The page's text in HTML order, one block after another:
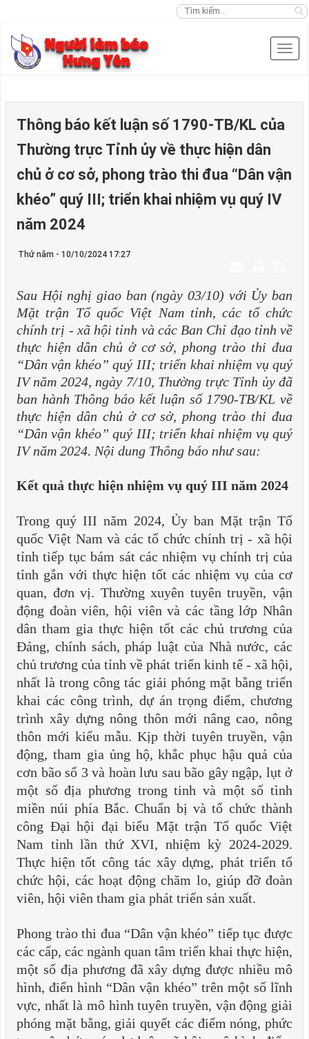
Thông báo kết luận số 1790-TB/KL của
Thường trực Tỉnh ủy về thực hiện dân
chủ ở cơ sở, phong trào thi đua “Dân vận
khéo” quý III; triển khai nhiệm vụ quý IV
năm 2024
Thứ năm - 10/10/2024 17:27
Sau Hội nghị giao ban (ngày 03/10) với Ủy ban
Mặt trận Tổ quốc Việt Nam tỉnh, các tổ chức
chính trị - xã hội tỉnh và các Ban Chỉ đạo tỉnh về
thực hiện dân chủ ở cơ sở, phong trào thi đua
“Dân vận khéo” quý III; triển khai nhiệm vụ quý
IV năm 2024, ngày 7/10, Thường trực Tỉnh ủy đã
ban hành Thông báo kết luận số 1790-TB/KL về
thực hiện dân chủ ở cơ sở, phong trào thi đua
“Dân vận khéo” quý III; triển khai nhiệm vụ quý
IV năm 2024. Nội dung Thông báo như sau:
Kết quả thực hiện nhiệm vụ quý III năm 2024
Trong quý III năm 2024, Ủy ban Mặt trận Tổ
quốc Việt Nam và các tổ chức chính trị - xã hội
tỉnh tiếp tục bám sát các nhiệm vụ chính trị của
tỉnh gắn với thực hiện tốt các nhiệm vụ của cơ
quan, đơn vị. Thường xuyên tuyên truyền, vận
động đoàn viên, hội viên và các tầng lớp Nhân
dân tham gia thực hiện tốt các chủ trương của
Đảng, chính sách, pháp luật của Nhà nước, các
chủ trương của tỉnh về phát triển kinh tế - xã hội,
nhất là trong công tác giải phóng mặt bằng triển
khai các công trình, dự án trọng điểm, chương
trình xây dựng nông thôn mới nâng cao, nông
thôn mới kiểu mẫu. Kịp thời tuyên truyền, vận
động, tham gia ủng hộ, khắc phục hậu quả của
cơn bão số 3 và hoàn lưu sau bão gây ngập, lụt ở
một số địa phương trong tinh và một số tình
miền núi phía Bắc. Chuẩn bị và tổ chức thành
công Đại hội đại biểu Mặt trận Tổ quốc Việt
Nam tỉnh lần thứ XVI, nhiệm kỳ 2024-2029.
Thực hiện tốt công tác xây dựng, phát triển tổ
chức hội, các hoạt động chăm lo, giúp đỡ đoàn
viên, hội viên tham gia phát triển sản xuất.
Phong trào thi đua “Dân vận khéo” tiếp tục được
các cấp, các ngành quan tâm triển khai thực hiện,
một số địa phương đã xây dựng được nhiều mô
hình, điển hình “Dân vận khéo” trên một số lĩnh
vực, nhất là mô hình tuyên truyền, vận động giải
phóng mặt bằng, giải quyết các điểm nóng, phức